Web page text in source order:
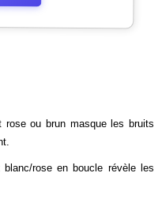
rose ou brun masque les bruits
rose en boucle révèle les